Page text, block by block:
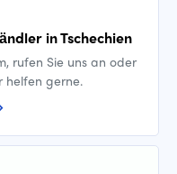
in Tschechien
rufen Sie uns an oder
helfen gerne.